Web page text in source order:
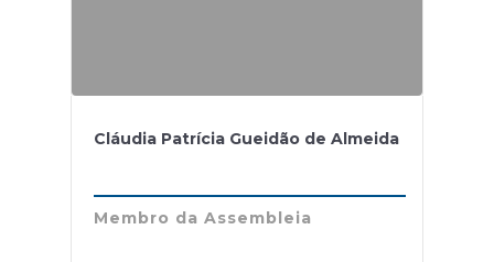
Cláudia Patrícia Gueidão de Almeida
Membro da Assembleia